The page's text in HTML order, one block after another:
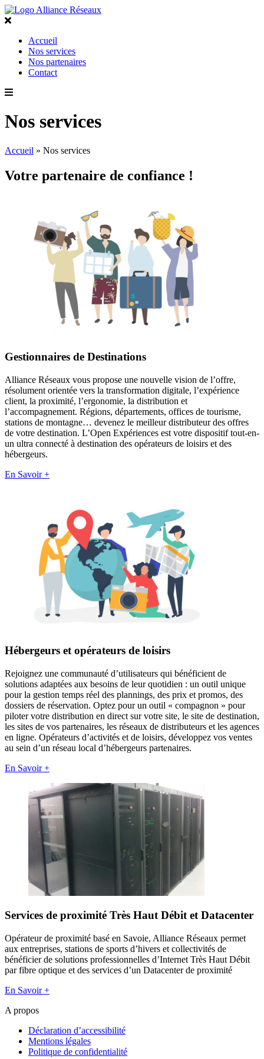
Accueil
Nos services
Nos partenaires
Contact
Nos services
Accueil » Nos services
Votre partenaire de confiance !
Gestionnaires de Destinations
Alliance Réseaux vous propose une nouvelle vision de l’offre,
résolument orientée vers la transformation digitale, l’expérience
client, la proximité, l’ergonomie, la distribution et
l’accompagnement. Régions, départements, offices de tourisme,
stations de montagne… devenez le meilleur distributeur des offres
de votre destination. L’Open Expériences est votre dispositif tout-en-
un ultra connecté à destination des opérateurs de loisirs et des
hébergeurs.
En Savoir +
Hébergeurs et opérateurs de loisirs
Rejoignez une communauté d’utilisateurs qui bénéficient de
solutions adaptées aux besoins de leur quotidien : un outil unique
pour la gestion temps réel des plannings, des prix et promos, des
dossiers de réservation. Optez pour un outil « compagnon » pour
piloter votre distribution en direct sur votre site, le site de destination,
les sites de vos partenaires, les réseaux de distributeurs et les agences
en ligne. Opérateurs d’activités et de loisirs, développez vos ventes
au sein d’un réseau local d’hébergeurs partenaires.
En Savoir +
Services de proximité Très Haut Débit et Datacenter
Opérateur de proximité basé en Savoie, Alliance Réseaux permet
aux entreprises, stations de sports d’hivers et collectivités de
bénéficier de solutions professionnelles d’Internet Très Haut Débit
par fibre optique et des services d’un Datacenter de proximité
En Savoir +
A propos
Déclaration d’accessibilité
Mentions légales
Politique de confidentialité